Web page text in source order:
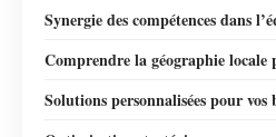
Synergie des compétences dans
Comprendre la géographie locale
Solutions personnalisées pour vos